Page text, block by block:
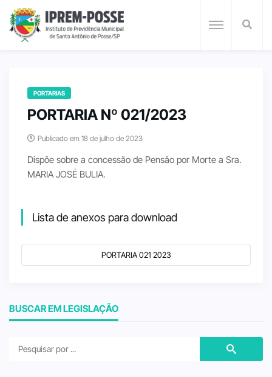
PORTARIAS
PORTARIA Nº 021/2023
Publicado em 18 de julho de 2023
Dispõe sobre a concessão de Pensão por Morte a Sra.
MARIA JOSÉ BULIA.
Lista de anexos para download
PORTARIA 021 2023
BUSCAR EM LEGISLAÇÃO